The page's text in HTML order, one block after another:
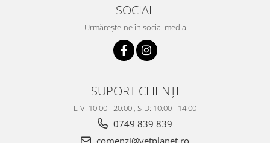
SOCIAL
Urmărește-ne în social media
SUPORT CLIENȚI
L-V: 10:00 - 20:00 , S-D: 10:00 - 14:00
0749 839 839
comenzi@vetplanet.ro